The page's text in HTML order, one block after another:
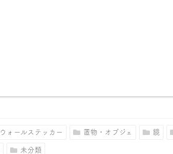
ウォールステッカー 置物・オブジェ 鏡
未分類